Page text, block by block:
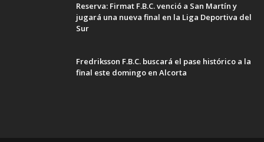
Reserva: Firmat F.B.C. venció a San Martín y
jugará una nueva final en la Liga Deportiva del
Sur
Fredriksson F.B.C. buscará el pase histórico a la
final este domingo en Alcorta